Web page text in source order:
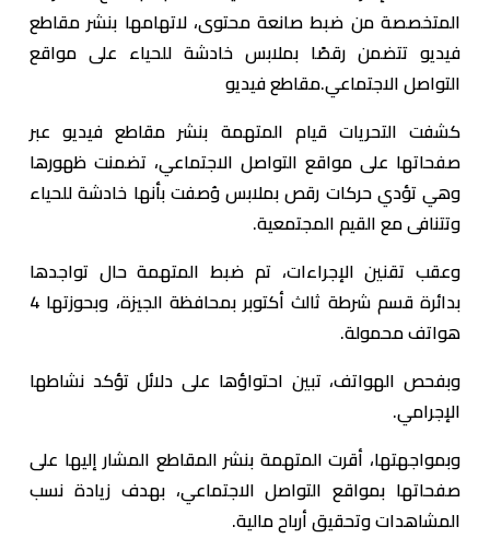
المتخصصة من ضبط صانعة محتوى، لاتهامها بنشر مقاطع
فيديو تتضمن رقصًا بملابس خادشة للحياء على مواقع
التواصل الاجتماعي.مقاطع فيديو
كشفت التحريات قيام المتهمة بنشر مقاطع فيديو عبر
صفحاتها على مواقع التواصل الاجتماعي، تضمنت ظهورها
وهي تؤدي حركات رقص بملابس وُصفت بأنها خادشة للحياء
وتتنافى مع القيم المجتمعية.
وعقب تقنين الإجراءات، تم ضبط المتهمة حال تواجدها
بدائرة قسم شرطة ثالث أكتوبر بمحافظة الجيزة، وبحوزتها 4
هواتف محمولة.
وبفحص الهواتف، تبين احتواؤها على دلائل تؤكد نشاطها
الإجرامي.
وبمواجهتها، أقرت المتهمة بنشر المقاطع المشار إليها على
صفحاتها بمواقع التواصل الاجتماعي، بهدف زيادة نسب
المشاهدات وتحقيق أرباح مالية.